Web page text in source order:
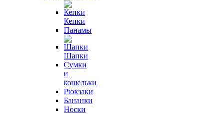
Кепки
Панамы
Шапки
Сумки
и
кошельки
Рюкзаки
Бананки
Носки